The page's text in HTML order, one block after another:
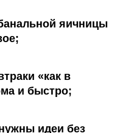
яичницы
«как в
и быстро;
идеи без